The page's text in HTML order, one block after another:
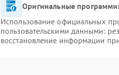
Оригинальные
Использование официальных
пользовательскими данными:
восстановление информации